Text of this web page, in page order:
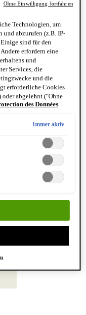
den Körper
anzeigen
Hand Wash
Balm
Cleanser
Technologien, um
und abzurufen (z.B. IP-
sind für den
erfordern eine
und
Services, die
und die
erforderliche Cookies
abgelehnt ("Ohne
Anpassungen der
dem Link "Cookie-
des Données
Immer aktiv
Ohne Einwilligung fortfahren